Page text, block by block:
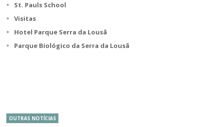
St. Pauls School
Visitas
Hotel Parque Serra da Lousã
Parque Biológico da Serra da Lousã
OUTRAS NOTÍCIAS